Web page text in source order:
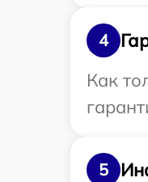
4
Как
5